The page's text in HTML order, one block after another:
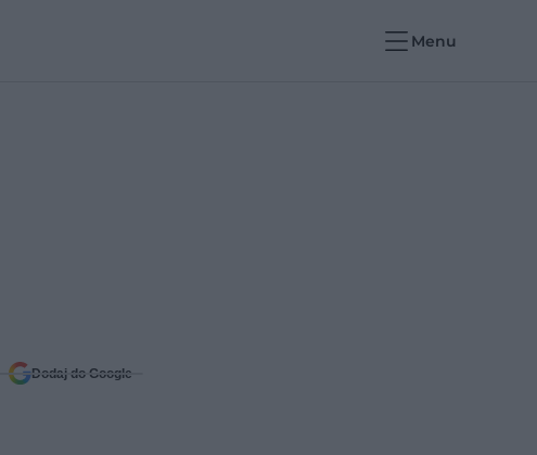
Menu
Dodaj do Google